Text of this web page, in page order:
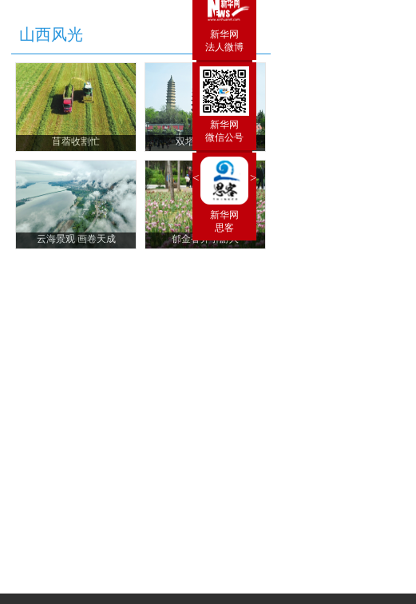
新华网
法人微博
新华网
微信公号
< >
新华炫闻
手机
新华闻
新华网
思客